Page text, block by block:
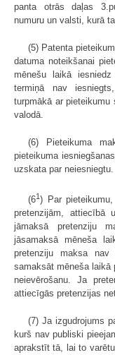
panta otrās daļas
numuru un valsti, kurā
(5) Patenta
datuma noteikšanai
mēnešu laikā
termiņā nav
turpmākā ar
valodā.
(6) Pieteikuma
pieteikuma
uzskata par neiesniegtu.
(61) Par
pretenzijām, attiecībā
jāmaksā pretenziju
jāsamaksā mēneša
pretenziju maksa
samaksāt mēneša laikā
neievērošanu. Ja
attiecīgās pretenzijas
(7) Ja izgudrojums
kurš nav publiski
aprakstīt tā, lai to